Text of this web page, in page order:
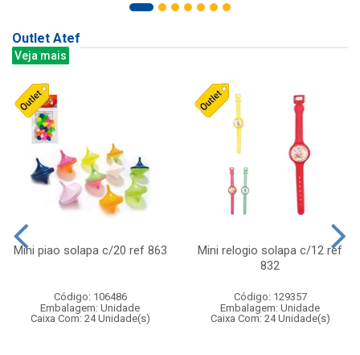
Outlet Atef
Veja mais
Mini piao solapa c/20 ref 863
Código: 106486
Embalagem: Unidade
Caixa Com: 24 Unidade(s)
Mini relogio solapa c/12 ref
832
Código: 129357
Embalagem: Unidade
Caixa Com: 24 Unidade(s)